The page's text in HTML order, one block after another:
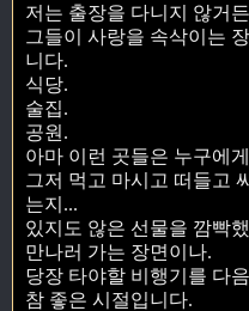
저는 출장을 다니지 않거
그들이 사랑을 속삭이는
니다.
식당.
술집.
공원.
아마 이런 곳들은 누구에
그저 먹고 마시고 떠들고
는지...
있지도 않은 선물을 깜빡
만나러 가는 장면이나.
당장 타야할 비행기를 다
참 좋은 시절입니다.